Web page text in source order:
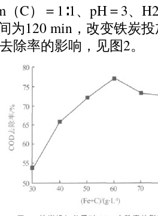
（C）＝ 1 ∶1、 pH＝3、
为120 min ，改变铁炭
去除率的影响，见图2。